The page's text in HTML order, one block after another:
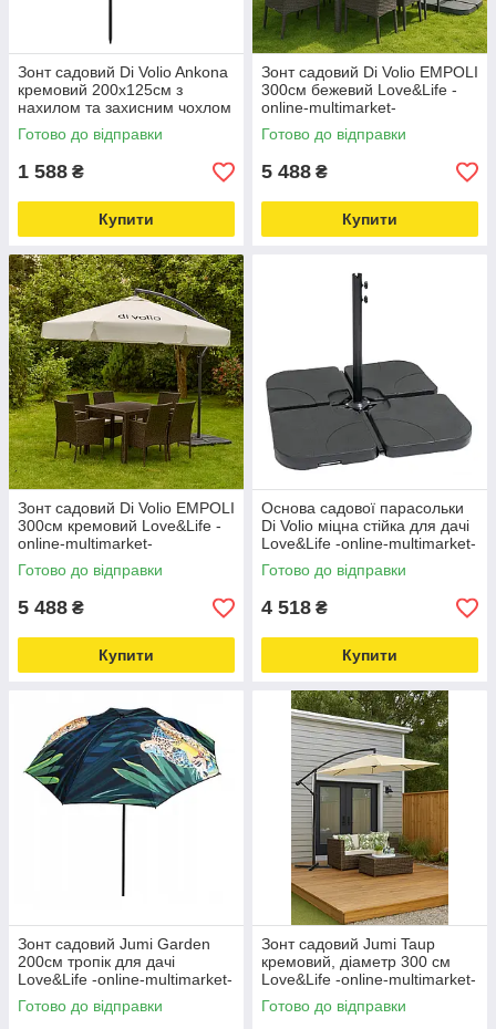
Зонт садовий Di Volio Ankona
кремовий 200х125см з
нахилом та захисним чохлом
Love&Life -online-multimarket-
Готово до відправки
1 588 ₴
Купити
Зонт садовий Di Volio EMPOLI
300см бежевий Love&Life -
online-multimarket-
Готово до відправки
5 488 ₴
Купити
Зонт садовий Di Volio EMPOLI
300см кремовий Love&Life -
online-multimarket-
Готово до відправки
5 488 ₴
Купити
Основа садової парасольки
Di Volio міцна стійка для дачі
Love&Life -online-multimarket-
Готово до відправки
4 518 ₴
Купити
Зонт садовий Jumi Garden
200см тропік для дачі
Love&Life -online-multimarket-
Готово до відправки
Зонт садовий Jumi Taup
кремовий, діаметр 300 см
Love&Life -online-multimarket-
Готово до відправки